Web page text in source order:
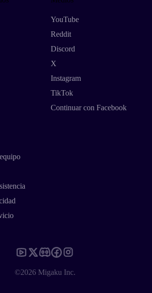
YouTube
Reddit
Discord
X
Instagram
TikTok
Continuar con Facebook
©2026 Migaku Inc.